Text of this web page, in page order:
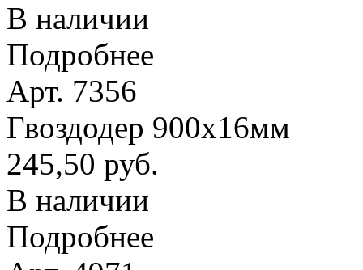
В наличии
Подробнее
Арт. 7356
Гвоздодер 900х16мм
245,50 руб.
В наличии
Подробнее